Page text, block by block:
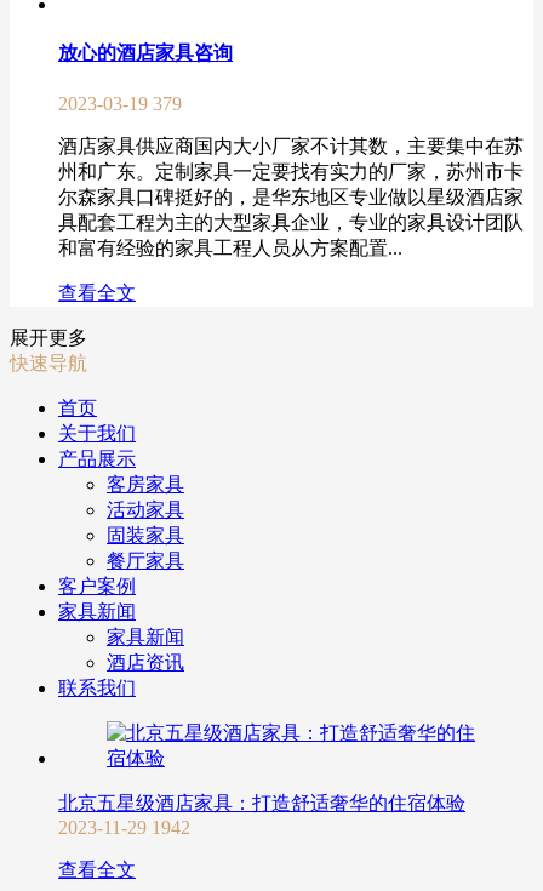
放心的酒店家具咨询
2023-03-19 379
酒店家具供应商国内大小厂家不计其数，主要集中在苏
州和广东。定制家具一定要找有实力的厂家，苏州市卡
尔森家具口碑挺好的，是华东地区专业做以星级酒店家
具配套工程为主的大型家具企业，专业的家具设计团队
和富有经验的家具工程人员从方案配置...
查看全文
展开更多
快速导航
首页
关于我们
产品展示
客房家具
活动家具
固装家具
餐厅家具
客户案例
家具新闻
家具新闻
酒店资讯
联系我们
北京五星级酒店家具：打造舒适奢华的住宿体验
2023-11-29 1942
查看全文